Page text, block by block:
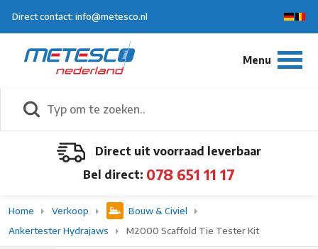
Direct contact: info@metesco.nl
Direct uit voorraad leverbaar
Bel direct: 078 651 11 17
Home Verkoop
Bouw & Civiel
Ankertester Hydrajaws
M2000 Scaffold Tie Tester Kit